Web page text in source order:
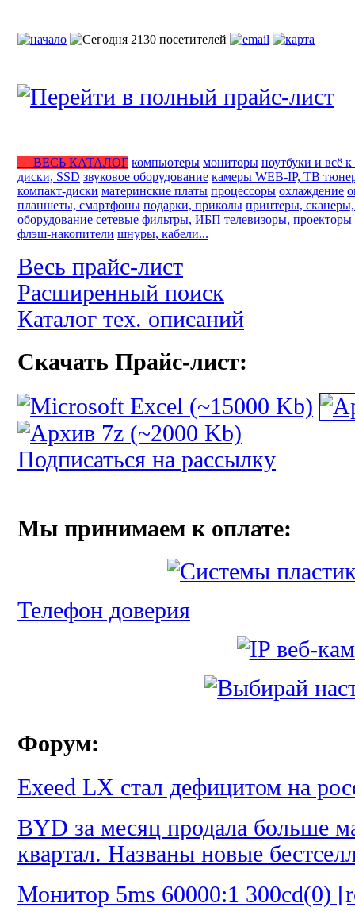
ВЕСЬ КАТАЛОГ компьютеры мониторы ноутбуки и всё
диски, SSD звуковое оборудование камеры WEB-IP, ТВ
компакт-диски материнские платы процессоры охлаждение
планшеты, смартфоны подарки, приколы принтеры,
оборудование сетевые фильтры, ИБП телевизоры, проекторы
флэш-накопители шнуры, кабели...
Весь прайс-лист
Расширенный поиск
Каталог тех. описаний
Скачать Прайс-лист:
Подписаться на рассылку
Мы принимаем к оплате:
Телефон доверия
Форум:
Exeed LX стал дефицитом на
BYD за месяц продала больше
квартал. Названы новые
Монитор 5ms 60000:1 300cd(0)